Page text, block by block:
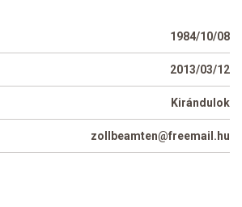
1984/10/08
2013/03/12
Kirándulok
zollbeamten@freemail.hu